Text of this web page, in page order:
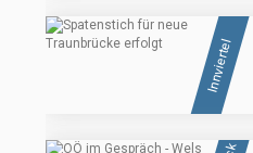
Innviertel